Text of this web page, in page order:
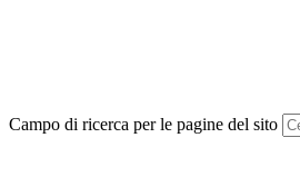
Campo di ricerca per le pagine del sito